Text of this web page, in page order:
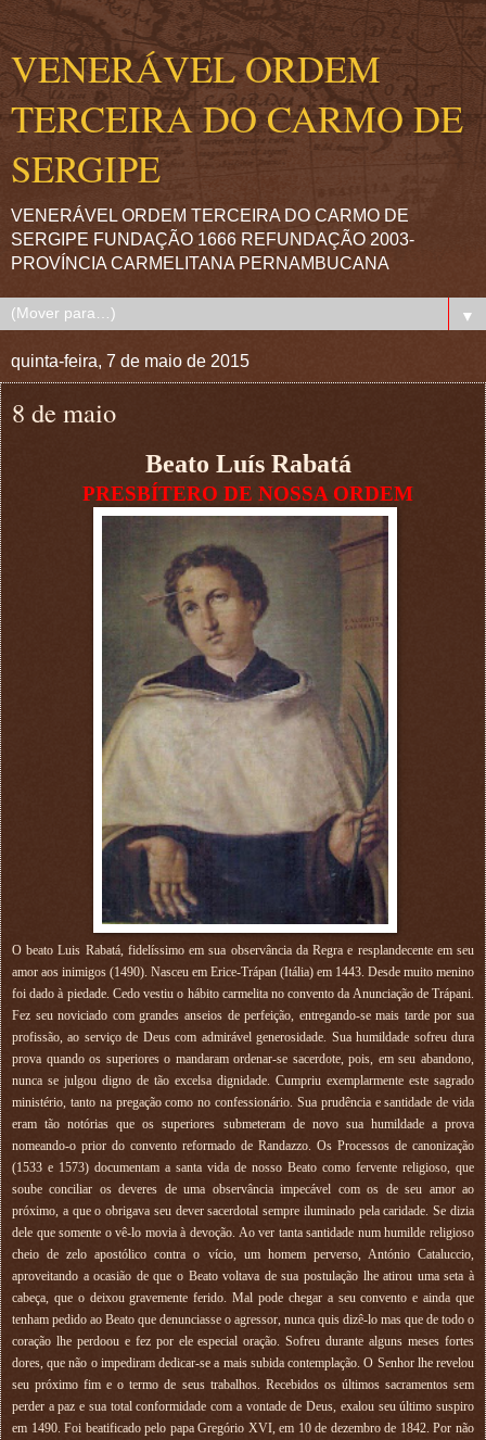
VENERÁVEL ORDEM
TERCEIRA DO CARMO DE
SERGIPE
VENERÁVEL ORDEM TERCEIRA DO CARMO DE
SERGIPE FUNDAÇÃO 1666 REFUNDAÇÃO 2003-
PROVÍNCIA CARMELITANA PERNAMBUCANA
▼
quinta-feira, 7 de maio de 2015
8 de maio
Beato Luís Rabatá
PRESBÍTERO DE NOSSA ORDEM
O beato Luis Rabatá, fidelíssimo em sua observância da Regra e resplandecente em seu
amor aos inimigos (1490). Nasceu em Erice-Trápan (Itália) em 1443. Desde muito menino
foi dado à piedade. Cedo vestiu o hábito carmelita no convento da Anunciação de Trápani.
Fez seu noviciado com grandes anseios de perfeição, entregando-se mais tarde por sua
profissão, ao serviço de Deus com admirável generosidade. Sua humildade sofreu dura
prova quando os superiores o mandaram ordenar-se sacerdote, pois, em seu abandono,
nunca se julgou digno de tão excelsa dignidade. Cumpriu exemplarmente este sagrado
ministério, tanto na pregação como no confessionário. Sua prudência e santidade de vida
eram tão notórias que os superiores submeteram de novo sua humildade a prova
nomeando-o prior do convento reformado de Randazzo. Os Processos de canonização
(1533 e 1573) documentam a santa vida de nosso Beato como fervente religioso, que
soube conciliar os deveres de uma observância impecável com os de seu amor ao
próximo, a que o obrigava seu dever sacerdotal sempre iluminado pela caridade. Se dizia
dele que somente o vê-lo movia à devoção. Ao ver tanta santidade num humilde religioso
cheio de zelo apostólico contra o vício, um homem perverso, António Cataluccio,
aproveitando a ocasião de que o Beato voltava de sua postulação lhe atirou uma seta à
cabeça, que o deixou gravemente ferido. Mal pode chegar a seu convento e ainda que
tenham pedido ao Beato que denunciasse o agressor, nunca quis dizê-lo mas que de todo o
coração lhe perdoou e fez por ele especial oração. Sofreu durante alguns meses fortes
dores, que não o impediram dedicar-se a mais subida contemplação. O Senhor lhe revelou
seu próximo fim e o termo de seus trabalhos. Recebidos os últimos sacramentos sem
perder a paz e sua total conformidade com a vontade de Deus, exalou seu último suspiro
em 1490. Foi beatificado pelo papa Gregório XVI, em 10 de dezembro de 1842. Por não